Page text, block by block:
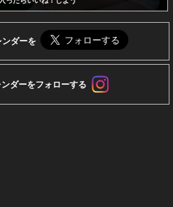
ダーを
ダーをフォローする